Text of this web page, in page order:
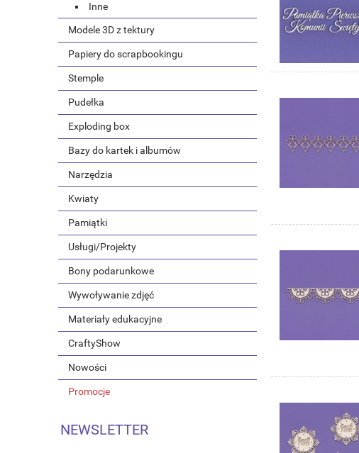
Inne
Modele 3D z tektury
Papiery do scrapbookingu
Stemple
Pudełka
Exploding box
Bazy do kartek i albumów
Narzędzia
Kwiaty
Pamiątki
Usługi/Projekty
Bony podarunkowe
Wywoływanie zdjęć
Materiały edukacyjne
CraftyShow
Nowości
Promocje
NEWSLETTER